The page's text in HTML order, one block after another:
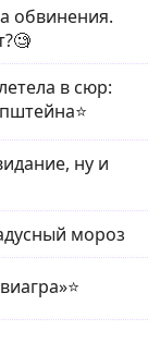
обвинения.
в сюр:
ну и
мороз